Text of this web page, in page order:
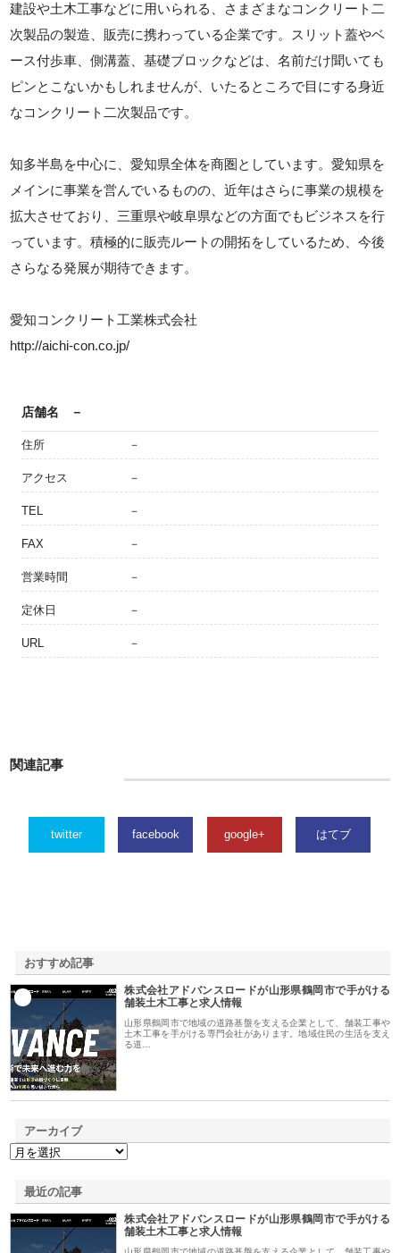
建設や土木工事などに用いられる、さまざまなコンクリート二
次製品の製造、販売に携わっている企業です。スリット蓋やベ
ース付歩車、側溝蓋、基礎ブロックなどは、名前だけ聞いても
ピンとこないかもしれませんが、いたるところで目にする身近
なコンクリート二次製品です。
知多半島を中心に、愛知県全体を商圏としています。愛知県を
メインに事業を営んでいるものの、近年はさらに事業の規模を
拡大させており、三重県や岐阜県などの方面でもビジネスを行
っています。積極的に販売ルートの開拓をしているため、今後
さらなる発展が期待できます。
愛知コンクリート工業株式会社
http://aichi-con.co.jp/
店舗名 －
住所 －
アクセス －
TEL －
FAX －
営業時間 －
定休日 －
URL －
関連記事
twitter facebook google+ はてブ
おすすめ記事
株式会社アドバンスロードが山形県鶴岡市で手がける
舗装土木工事と求人情報
山形県鶴岡市で地域の道路基盤を支える企業として、舗装工事や
土木工事を手がける専門会社があります。地域住民の生活を支え
る道…
アーカイブ
最近の記事
株式会社アドバンスロードが山形県鶴岡市で手がける
舗装土木工事と求人情報